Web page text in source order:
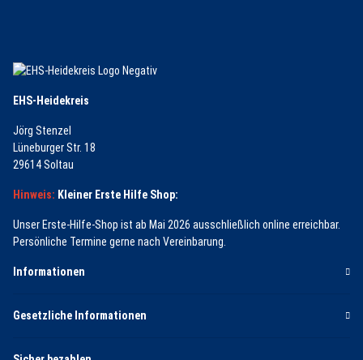
EHS-Heidekreis
Jörg Stenzel
Lüneburger Str. 18
29614 Soltau
Hinweis: Kleiner Erste Hilfe Shop:
Unser Erste-Hilfe-Shop ist ab Mai 2026 ausschließlich online erreichbar.
Persönliche Termine gerne nach Vereinbarung.
Informationen
Gesetzliche Informationen